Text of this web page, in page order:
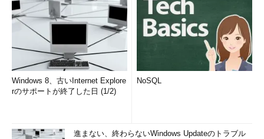
Windows 8、古いInternet Explore
rのサポートが終了した日 (1/2)
NoSQL
進まない、終わらないWindows Updateのトラブル